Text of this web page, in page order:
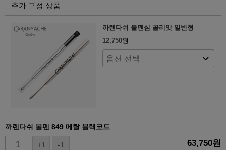
추가 구성 상품
까렌다쉬 볼펜심 골리앗 일반형
12,750원
까렌다쉬 볼펜 849 메탈 블랙코드
+1 -1 63,750원